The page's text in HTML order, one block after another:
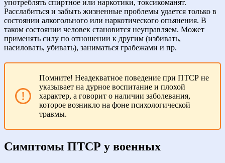
употреблять спиртное или наркотики, токсикоманят.
Расслабиться и забыть жизненные проблемы удается только в
состоянии алкогольного или наркотического опьянения. В
таком состоянии человек становится неуправляем. Может
применять силу по отношении к другим (избивать,
насиловать, убивать), заниматься грабежами и пр.
Помните! Неадекватное поведение при ПТСР не
указывает на дурное воспитание и плохой
характер, а говорит о наличии заболевания,
которое возникло на фоне психологической
травмы.
Симптомы ПТСР у военных